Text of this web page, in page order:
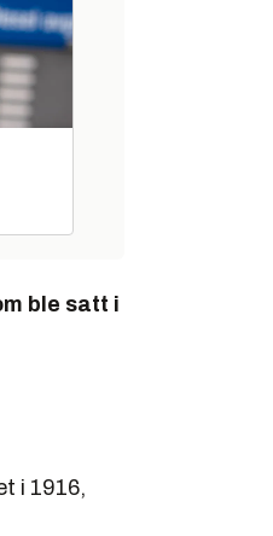
ble satt i
i 1916,